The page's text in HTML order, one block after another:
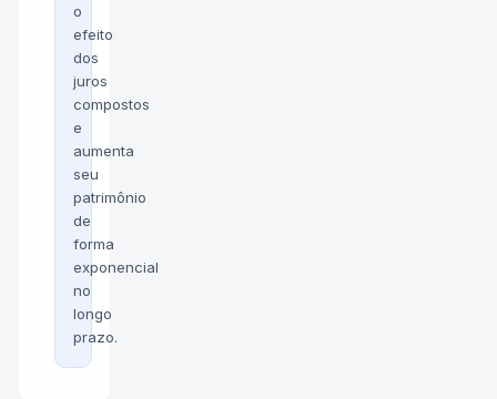
o
efeito
dos
juros
compostos
e
aumenta
seu
patrimônio
de
forma
exponencial
no
longo
prazo.